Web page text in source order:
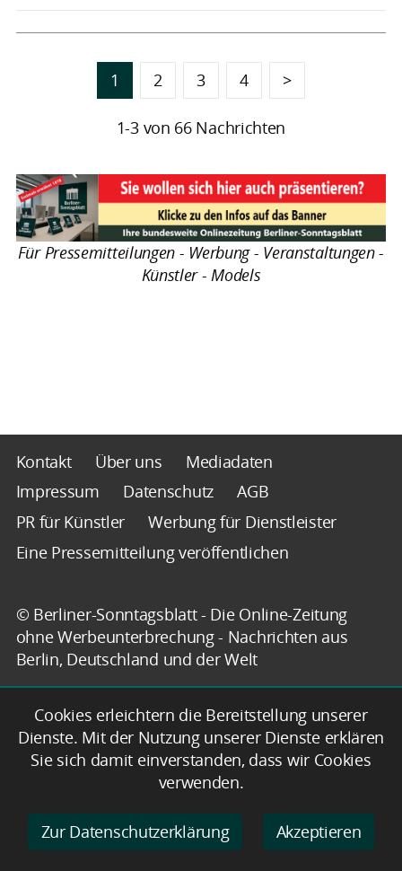
1 2 3 4 >
1-3 von 66 Nachrichten
Für Pressemitteilungen - Werbung - Veranstaltungen -
Künstler - Models
Kontakt Über uns
Mediadaten
Impressum
Datenschutz
AGB
PR für Künstler
Werbung für Dienstleister
Eine Pressemitteilung veröffentlichen
© Berliner-Sonntagsblatt - Die Online-Zeitung
ohne Werbeunterbrechung - Nachrichten aus
Berlin, Deutschland und der Welt
Cookies erleichtern die Bereitstellung unserer
Dienste. Mit der Nutzung unserer Dienste erklären
Sie sich damit einverstanden, dass wir Cookies
verwenden.
Zur Datenschutzerklärung Akzeptieren